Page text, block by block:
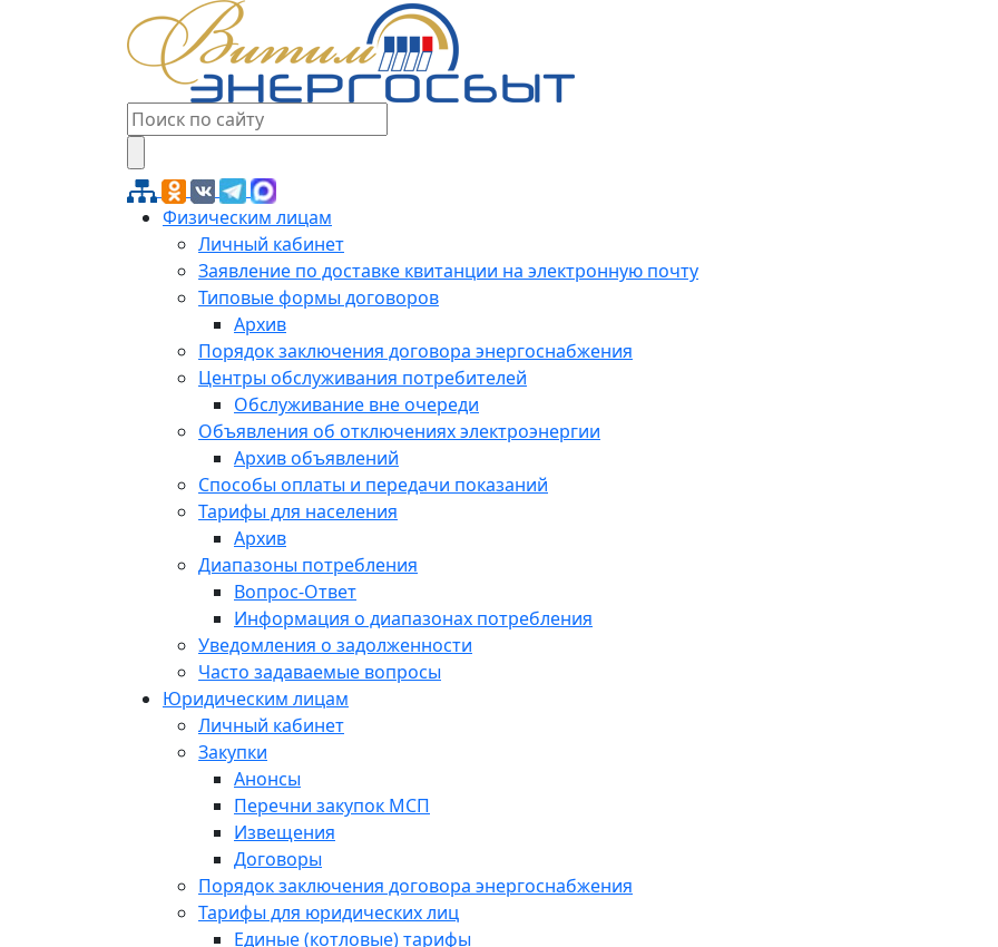
Физическим лицам
Личный кабинет
Заявление по доставке квитанции на электронную почту
Типовые формы договоров
Архив
Порядок заключения договора энергоснабжения
Центры обслуживания потребителей
Обслуживание вне очереди
Объявления об отключениях электроэнергии
Архив объявлений
Способы оплаты и передачи показаний
Тарифы для населения
Архив
Диапазоны потребления
Вопрос-Ответ
Информация о диапазонах потребления
Уведомления о задолженности
Часто задаваемые вопросы
Юридическим лицам
Личный кабинет
Закупки
Анонсы
Перечни закупок МСП
Извещения
Договоры
Порядок заключения договора энергоснабжения
Тарифы для юридических лиц
Единые (котловые) тарифы